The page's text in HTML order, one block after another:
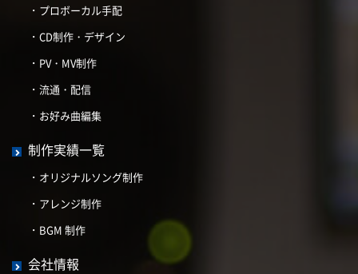
プロボーカル手配
CD制作・デザイン
PV・MV制作
流通・配信
お好み曲編集
制作実績一覧
オリジナルソング制作
アレンジ制作
BGM 制作
会社情報